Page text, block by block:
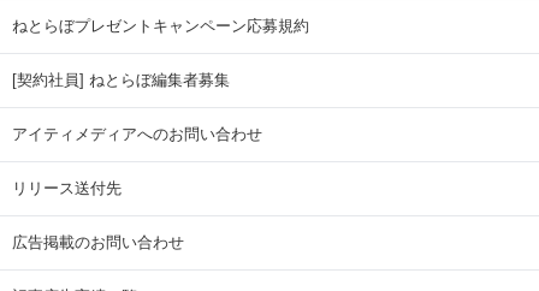
ねとらぼプレゼントキャンペーン応募規約
[契約社員] ねとらぼ編集者募集
アイティメディアへのお問い合わせ
リリース送付先
広告掲載のお問い合わせ